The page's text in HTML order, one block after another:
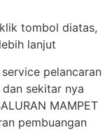
tombol diatas,
lanjut
pelancaran
sekitar nya
MAMPET
pembuangan